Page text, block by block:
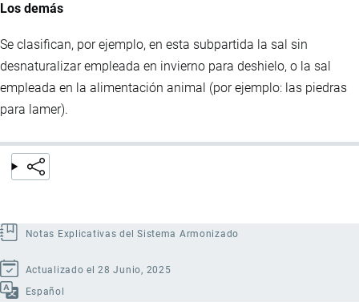
Los demás
Se clasifican, por ejemplo, en esta subpartida la sal sin
desnaturalizar empleada en invierno para deshielo, o la sal
empleada en la alimentación animal (por ejemplo: las piedras
para lamer).
Notas Explicativas del Sistema Armonizado
Actualizado el 28 Junio, 2025
Español